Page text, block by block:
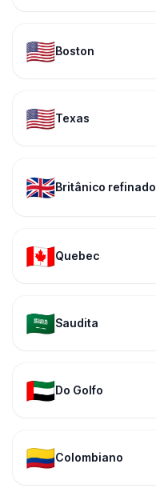
🇺🇸Boston
🇺🇸Texas
🇬🇧Britânico refinado
🇨🇦Quebec
🇸🇦Saudita
🇦🇪Do Golfo
🇨🇴Colombiano